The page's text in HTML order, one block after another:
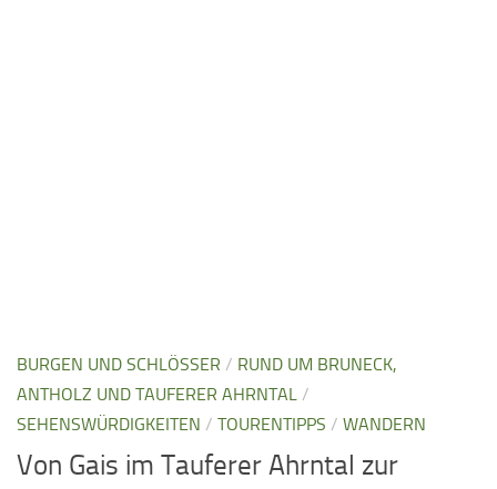
BURGEN UND SCHLÖSSER / RUND UM BRUNECK,
ANTHOLZ UND TAUFERER AHRNTAL /
SEHENSWÜRDIGKEITEN / TOURENTIPPS / WANDERN
Von Gais im Tauferer Ahrntal zur